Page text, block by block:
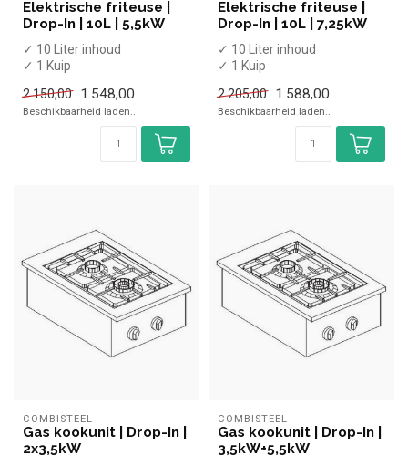
Elektrische friteuse |
Drop-In | 10L | 5,5kW
✓ 10 Liter inhoud
✓ 1 Kuip
✓ Drop-In model
✓ 5,5 kW
2.150,00 1.548,00
Beschikbaarheid laden..
Elektrische friteuse |
Drop-In | 10L | 7,25kW
✓ 10 Liter inhoud
✓ 1 Kuip
✓ Drop-In model
✓ 7,25 kW
2.205,00 1.588,00
Beschikbaarheid laden..
COMBISTEEL
Gas kookunit | Drop-In |
2x3,5kW
COMBISTEEL
Gas kookunit | Drop-In |
3,5kW+5,5kW